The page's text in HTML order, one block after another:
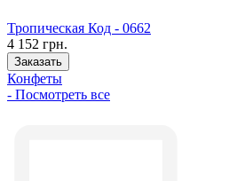
Тропическая Код - 0662
4 152 грн.
Заказать
Конфеты
- Посмотреть все